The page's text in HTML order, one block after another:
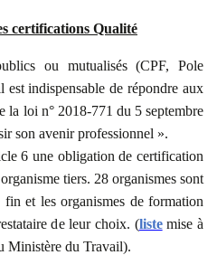
certifications Qualité
ou mutualisés (CPF, Pole
indispensable de répondre aux
la loi n° 2018-771 du 5 septembre
son avenir professionnel ».
6 une obligation de certification
tiers. 28 organismes sont
fin et les organismes de formation
de leur choix. (liste mise à
Ministère du Travail).